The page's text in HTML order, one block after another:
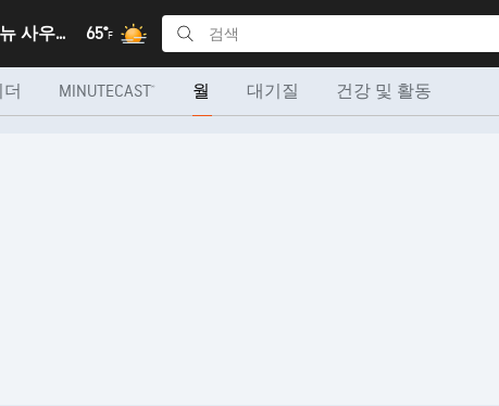
시드니, 뉴 사우스 웨일즈 65°F
MINUTECAST® 월 대기질 건강 및 활동